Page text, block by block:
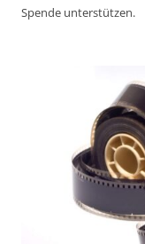
Spende unterstützen.